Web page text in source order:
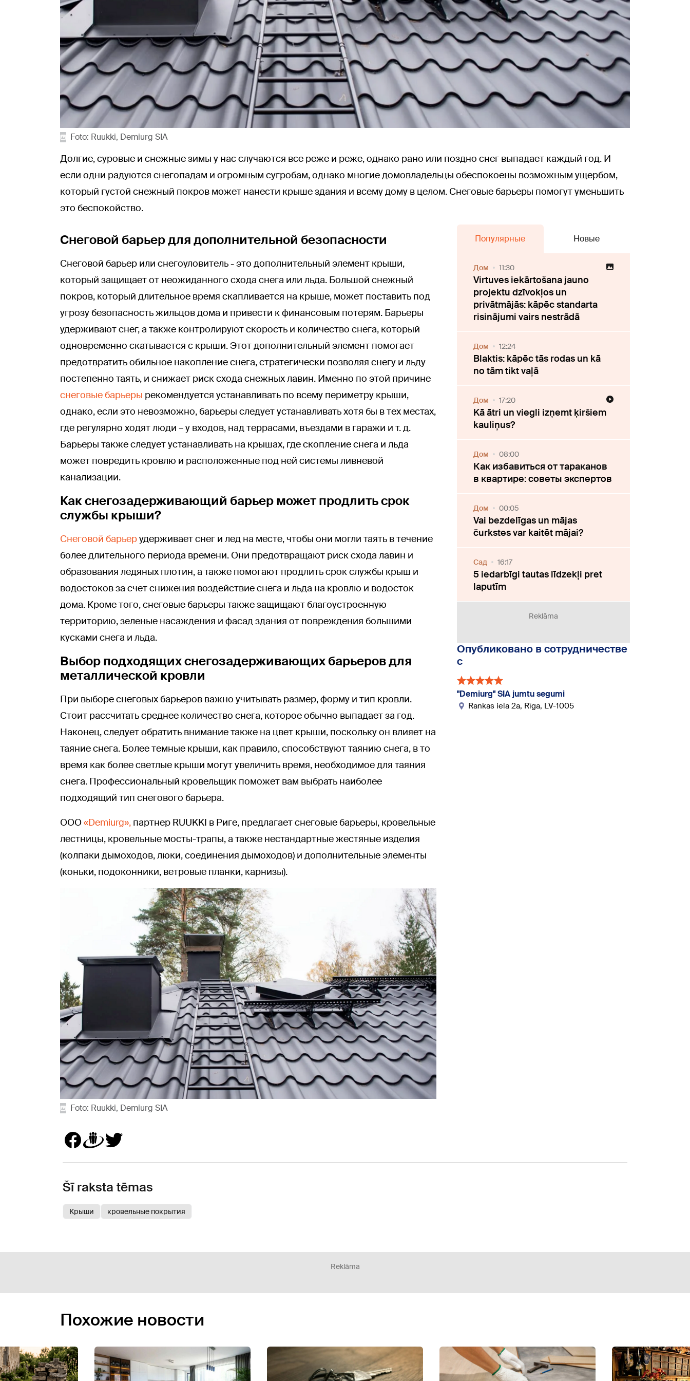
Foto: Ruukki, Demiurg SIA
Долгие, суровые и снежные зимы у нас случаются все реже и реже, однако рано или поздно снег выпадает каждый год. И
если одни радуются снегопадам и огромным сугробам, однако многие домовладельцы обеспокоены возможным ущербом,
который густой снежный покров может нанести крыше здания и всему дому в целом. Снеговые барьеры помогут уменьшить
это беспокойство.
Снеговой барьер для дополнительной безопасности
Снеговой барьер или снегоуловитель - это дополнительный элемент крыши,
который защищает от неожиданного схода снега или льда. Большой снежный
покров, который длительное время скапливается на крыше, может поставить под
угрозу безопасность жильцов дома и привести к финансовым потерям. Барьеры
удерживают снег, а также контролируют скорость и количество снега, который
одновременно скатывается с крыши. Этот дополнительный элемент помогает
предотвратить обильное накопление снега, стратегически позволяя снегу и льду
постепенно таять, и снижает риск схода снежных лавин. Именно по этой причине
снеговые барьеры рекомендуется устанавливать по всему периметру крыши,
однако, если это невозможно, барьеры следует устанавливать хотя бы в тех местах,
где регулярно ходят люди – у входов, над террасами, въездами в гаражи и т. д.
Барьеры также следует устанавливать на крышах, где скопление снега и льда
может повредить кровлю и расположенные под ней системы ливневой
канализации.
Как снегозадерживающий барьер может продлить срок
службы крыши?
Снеговой барьерудерживает снег и лед на месте, чтобы они могли таять в течение
более длительного периода времени. Они предотвращают риск схода лавин и
образования ледяных плотин, а также помогают продлить срок службы крыш и
водостоков за счет снижения воздействие снега и льда на кровлю и водосток
дома. Кроме того, снеговые барьеры также защищают благоустроенную
территорию, зеленые насаждения и фасад здания от повреждения большими
кусками снега и льда.
Выбор подходящих снегозадерживающих барьеров для
металлической кровли
При выборе снеговых барьеров важно учитывать размер, форму и тип кровли.
Стоит рассчитать среднее количество снега, которое обычно выпадает за год.
Наконец, следует обратить внимание также на цвет крыши, поскольку он влияет на
таяние снега. Более темные крыши, как правило, способствуют таянию снега, в то
время как более светлые крыши могут увеличить время, необходимое для таяния
снега. Профессиональный кровельщик поможет вам выбрать наиболее
подходящий тип снегового барьера.
ООО«Demiurg», партнер RUUKKI в Риге, предлагает снеговые барьеры, кровельные
лестницы, кровельные мосты-трапы, а также нестандартные жестяные изделия
(колпаки дымоходов, люки, соединения дымоходов) и дополнительные элементы
(коньки, подоконники, ветровые планки, карнизы).
Foto: Ruukki, Demiurg SIA
Популярные Новые
Дом 11:30
Virtuves iekārtošana jauno
projektu dzīvokļos un
privātmājās: kāpēc standarta
risinājumi vairs nestrādā
Дом 12:24
Blaktis: kāpēc tās rodas un kā
no tām tikt vaļā
Дом 17:20
Kā ātri un viegli izņemt ķiršiem
kauliņus?
Дом 08:00
Как избавиться от тараканов
в квартире: советы экспертов
Дом 00:05
Vai bezdelīgas un mājas
čurkstes var kaitēt mājai?
Cад 16:17
5 iedarbīgi tautas līdzekļi pret
laputīm
Reklāma
Опубликовано в сотрудничестве
с
"Demiurg" SIA jumtu segumi
Rankas iela 2a, Rīga, LV-1005
Šī raksta tēmas
Крыши кровельные покрытия
Reklāma
Похожие новости